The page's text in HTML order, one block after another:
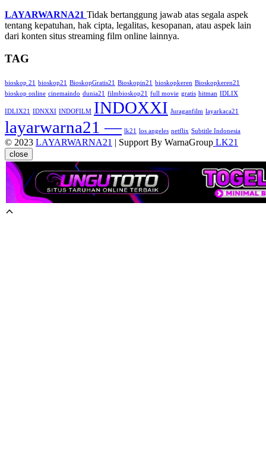
LAYARWARNA21 Tidak bertanggung jawab atas segala aspek
tentang kepatuhan, hak cipta, legalitas, kesopanan, atau aspek lain
dari konten situs streaming film online lainnya.
TAG
bioskop 21 bioskop21 BioskopGratis21 Bioskopin21 bioskopkeren Bioskopkeren21
bioskop online cinemaindo dunia21 filmbioskop21 full movie gratis hitman IDLIX
IDLIX21 IDNXXI INDOFILM INDOXXI Juraganfilm layarkaca21
layarwarna21 — lk21 los angeles netflix Subtitle Indonesia
© 2023 LAYARWARNA21 | Support By WarnaGroup LK21
close